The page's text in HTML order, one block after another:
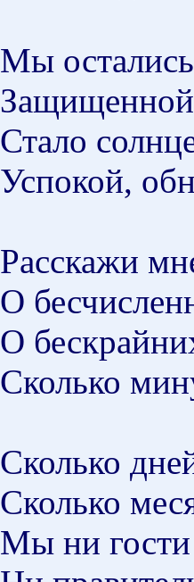
Мы
Защищенной
Стало
Успокой,
Расскажи
О
О
Сколько
Сколько
Сколько
Мы ни гости